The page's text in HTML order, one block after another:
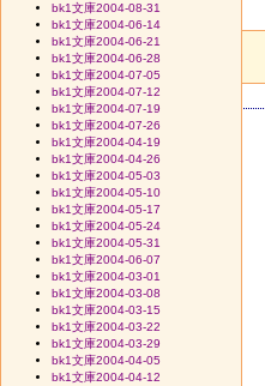
bk1文庫2004-08-31
bk1文庫2004-06-14
bk1文庫2004-06-21
bk1文庫2004-06-28
bk1文庫2004-07-05
bk1文庫2004-07-12
bk1文庫2004-07-19
bk1文庫2004-07-26
bk1文庫2004-04-19
bk1文庫2004-04-26
bk1文庫2004-05-03
bk1文庫2004-05-10
bk1文庫2004-05-17
bk1文庫2004-05-24
bk1文庫2004-05-31
bk1文庫2004-06-07
bk1文庫2004-03-01
bk1文庫2004-03-08
bk1文庫2004-03-15
bk1文庫2004-03-22
bk1文庫2004-03-29
bk1文庫2004-04-05
bk1文庫2004-04-12